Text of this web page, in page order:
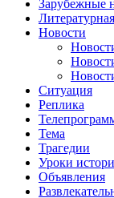
Зарубежные
Новости
Ситуация
Реплика
Тема
Трагедии
Уроки
Объявления